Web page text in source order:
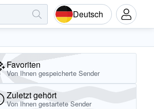
Deutsch
Favoriten
Von Ihnen gespeicherte Sender
Zuletzt gehört
Von Ihnen gestartete Sender